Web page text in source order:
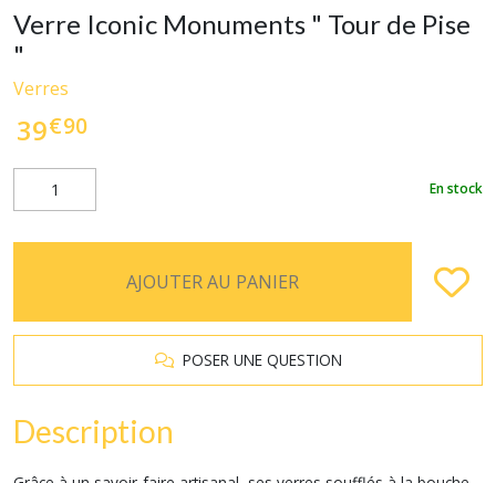
Verre Iconic Monuments " Tour de Pise
"
Verres
39€90
En stock
AJOUTER AU PANIER
POSER UNE QUESTION
Description